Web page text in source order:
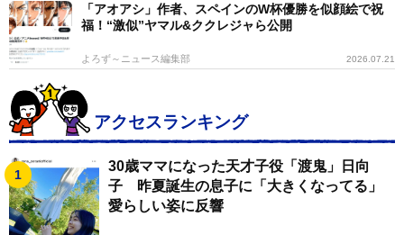
「アオアシ」作者、スペインのW杯優勝を似顔絵で祝
福！“激似”ヤマル&ククレジャら公開
よろず～ニュース編集部 2026.07.21
アクセスランキング
30歳ママになった天才子役「渡鬼」日向
子 昨夏誕生の息子に「大きくなってる」
愛らしい姿に反響